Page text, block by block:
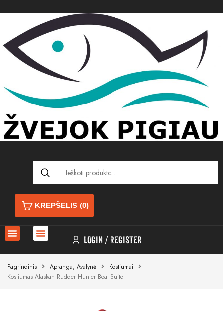
KREPŠELIS (0)
LOGIN REGISTER
Pagrindinis Apranga, Avalynė
Kostiumai
Kostiumas Alaskan Rudder Hunter Boat Suite